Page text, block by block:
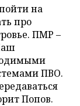
на
про
ПМР –
ПВО.
Попов.